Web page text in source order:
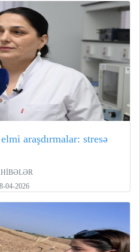
araşdırmalar: stresə
04-2026